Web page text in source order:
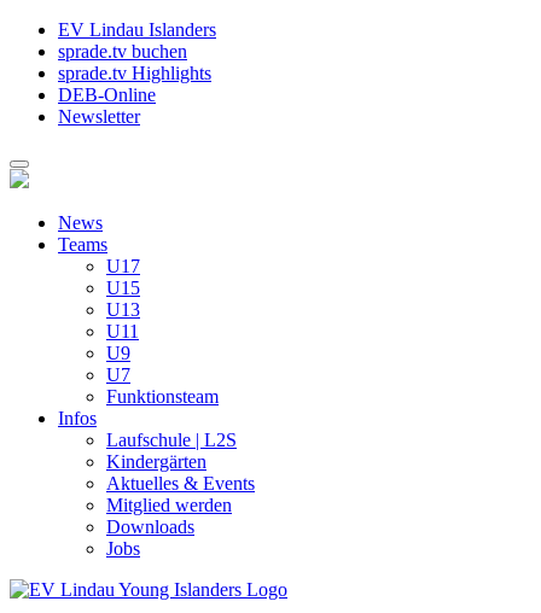
EV Lindau Islanders
sprade.tv buchen
sprade.tv Highlights
DEB-Online
Newsletter
News
Teams
U17
U15
U13
U11
U9
U7
Funktionsteam
Infos
Laufschule | L2S
Kindergärten
Aktuelles & Events
Mitglied werden
Downloads
Jobs